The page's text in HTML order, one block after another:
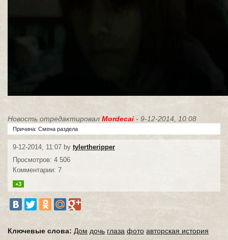
Новость отредактировал Mordecai - 9-12-2014, 10:08
Причина: Смена раздела
9-12-2014, 11:07 by tylertheripper
Просмотров: 4 506
Комментарии: 7
+3
Ключевые слова: Дом дочь глаза фото авторская история